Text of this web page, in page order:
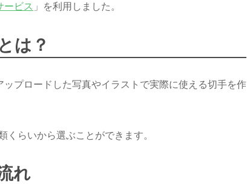
ービス 」を利用しました。
は？
プロードした写真やイラストで実際に使える切手を作
らいから選ぶことができます。
れ